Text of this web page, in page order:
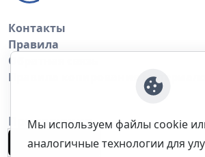
Контакты
Правила
Обратная связь
Правила копирования материалов
Приложение
Мы используем файлы cookie
аналогичные технологии для